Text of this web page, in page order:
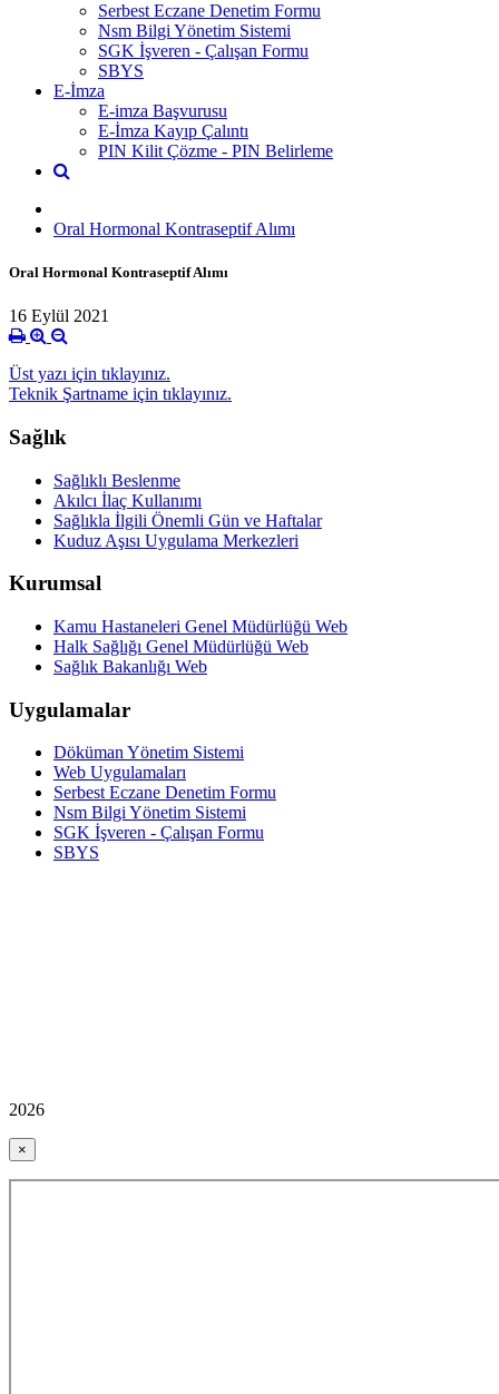
Serbest Eczane Denetim Formu
Nsm Bilgi Yönetim Sistemi
SGK İşveren - Çalışan Formu
SBYS
E-İmza
E-imza Başvurusu
E-İmza Kayıp Çalıntı
PIN Kilit Çözme - PIN Belirleme
Oral Hormonal Kontraseptif Alımı
Oral Hormonal Kontraseptif Alımı
16 Eylül 2021
Üst yazı için tıklayınız.
Teknik Şartname için tıklayınız.
Sağlık
Sağlıklı Beslenme
Akılcı İlaç Kullanımı
Sağlıkla İlgili Önemli Gün ve Haftalar
Kuduz Aşısı Uygulama Merkezleri
Kurumsal
Kamu Hastaneleri Genel Müdürlüğü Web
Halk Sağlığı Genel Müdürlüğü Web
Sağlık Bakanlığı Web
Uygulamalar
Döküman Yönetim Sistemi
Web Uygulamaları
Serbest Eczane Denetim Formu
Nsm Bilgi Yönetim Sistemi
SGK İşveren - Çalışan Formu
SBYS
2026
×